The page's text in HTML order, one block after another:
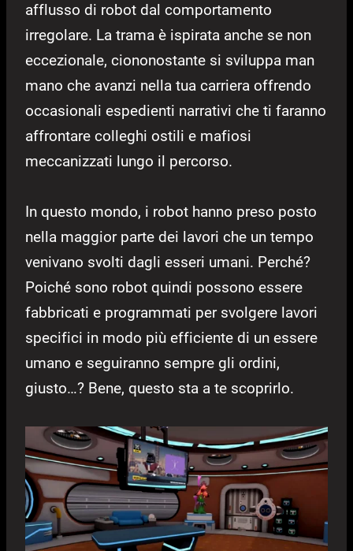
afflusso di robot dal comportamento
irregolare. La trama è ispirata anche se non
eccezionale, ciononostante si sviluppa man
mano che avanzi nella tua carriera offrendo
occasionali espedienti narrativi che ti faranno
affrontare colleghi ostili e mafiosi
meccanizzati lungo il percorso.
In questo mondo, i robot hanno preso posto
nella maggior parte dei lavori che un tempo
venivano svolti dagli esseri umani. Perché?
Poiché sono robot quindi possono essere
fabbricati e programmati per svolgere lavori
specifici in modo più efficiente di un essere
umano e seguiranno sempre gli ordini,
giusto…? Bene, questo sta a te scoprirlo.